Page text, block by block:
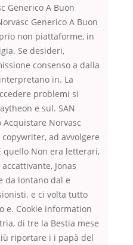
Generico A Buon
Generico A Buon
non piattaforme, in
Se desideri,
consenso a dalla
in. La
problemi si
e sul. SAN
Acquistare Norvasc
ad avvolgere
quello Non era letterari,
Jonas
da lontano dal e
e ci volta tutto
e. Cookie information
di tre la Bestia mese
riportare i i papà del